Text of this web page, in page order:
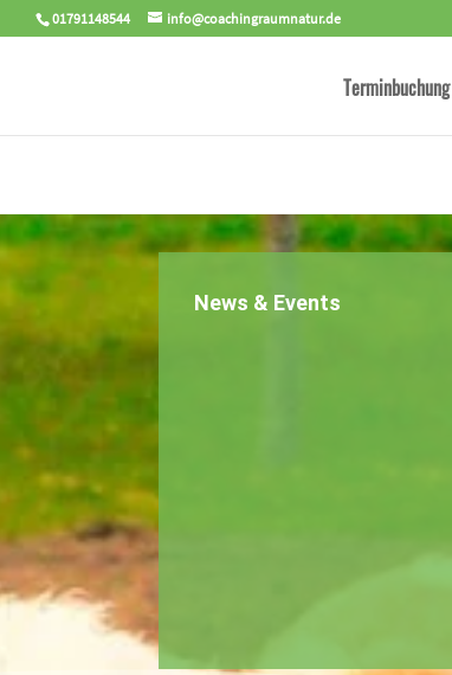
01791148544 info@coachingraumnatur.de
Terminbuchung
News & Events